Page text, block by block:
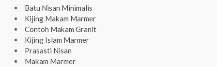
Batu Nisan Minimalis
Kijing Makam Marmer
Contoh Makam Granit
Kijing Islam Marmer
Prasasti Nisan
Makam Marmer